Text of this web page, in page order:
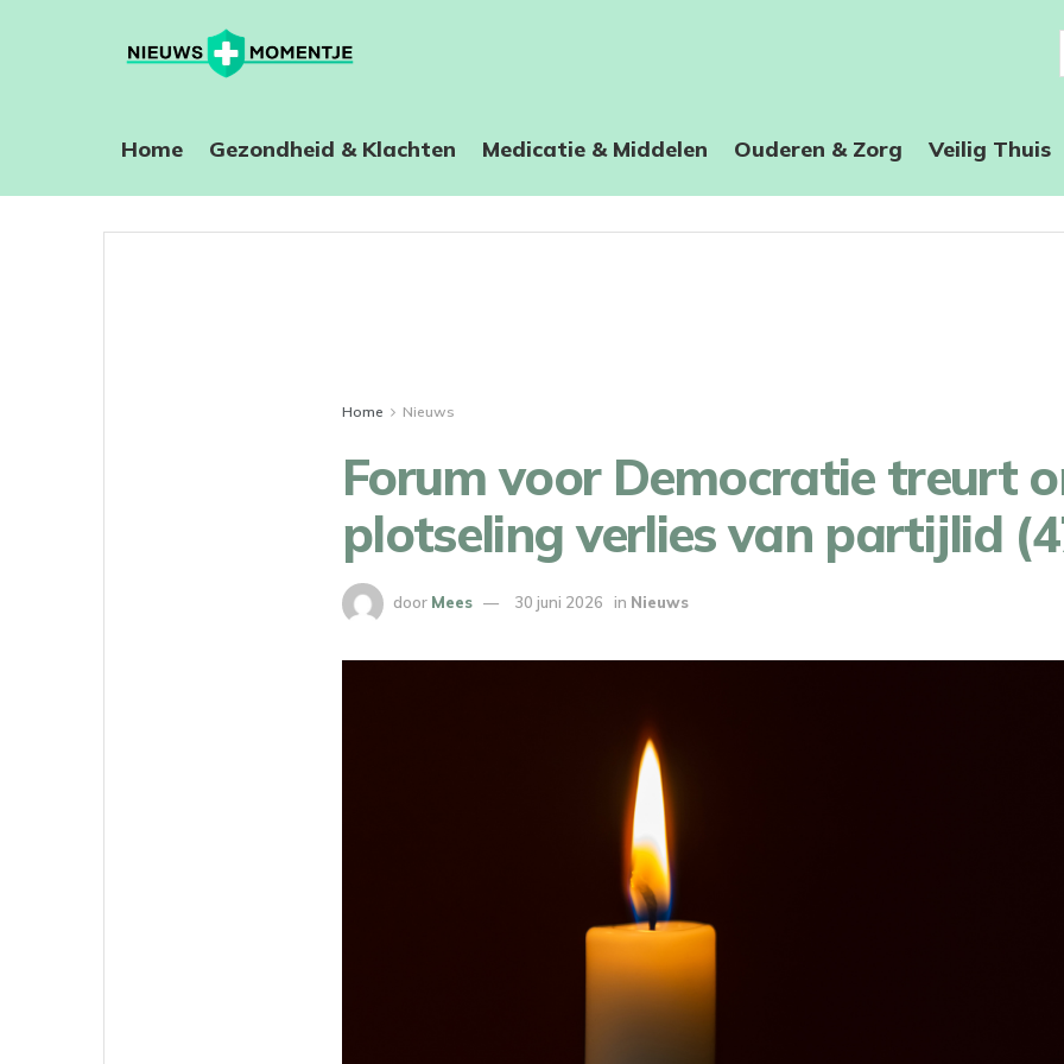
Home ⁠Gezondheid & Klachten Medicatie & Middelen Ouderen & Zorg Veilig Thuis
Home Nieuws
Forum voor Democratie treurt
plotseling verlies van partijlid
door Mees 30 juni 2026 in Nieuws